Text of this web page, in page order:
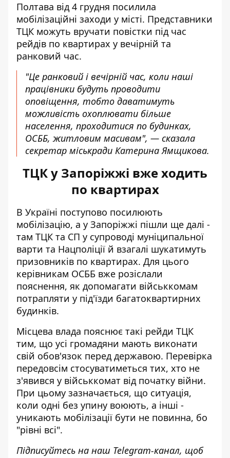
Полтава від 4 грудня посилила
мобілізаційні заходи у місті. Представники
ТЦК можуть вручати повістки під час
рейдів по квартирах у вечірній та
ранковий час.
"Це ранковий і вечірній час, коли наші
працівники будуть проводити
оповіщення, тобто даватимуть
можливість охоплювати більше
населення, проходитися по будинках,
ОСББ, житловим масивам", — сказала
секретар міськради Катерина Ямщикова.
ТЦК у Запоріжжі вже ходить
по квартирах
В Україні поступово посилюють
мобілізацію, а у Запоріжжі пішли ще далі -
там ТЦК та СП у супроводі муніципальної
варти та Нацполіції й взагалі шукатимуть
призовників по квартирах. Для цього
керівникам ОСББ вже розіслали
пояснення, як допомагати військкомам
потрапляти у під'їзди багатоквартирних
будинків.
Місцева влада пояснює такі рейди ТЦК
тим, що усі громадяни мають виконати
свій обов'язок перед державою. Перевірка
передовсім стосуватиметься тих, хто не
з'явився у військкомат від початку війни.
При цьому зазначається, що ситуація,
коли одні без упину воюють, а інші -
уникають мобілізації бути не повинна, бо
"рівні всі".
Підписуйтесь на наш Telegram-канал, щоб